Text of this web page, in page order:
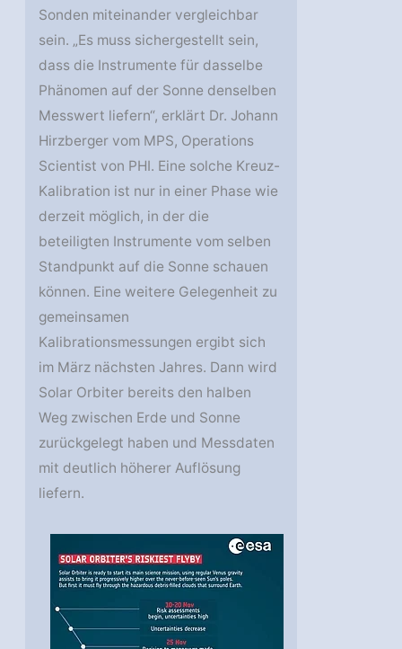
Sonden miteinander vergleichbar
sein. „Es muss sichergestellt sein,
dass die Instrumente für dasselbe
Phänomen auf der Sonne denselben
Messwert liefern“, erklärt Dr. Johann
Hirzberger vom MPS, Operations
Scientist von PHI. Eine solche Kreuz-
Kalibration ist nur in einer Phase wie
derzeit möglich, in der die
beteiligten Instrumente vom selben
Standpunkt auf die Sonne schauen
können. Eine weitere Gelegenheit zu
gemeinsamen
Kalibrationsmessungen ergibt sich
im März nächsten Jahres. Dann wird
Solar Orbiter bereits den halben
Weg zwischen Erde und Sonne
zurückgelegt haben und Messdaten
mit deutlich höherer Auflösung
liefern.